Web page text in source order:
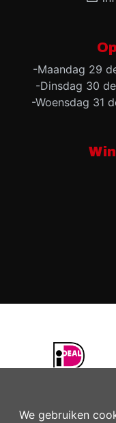
We gebruiken
-Maandag 29
-Dinsdag 30
-Woensdag 31